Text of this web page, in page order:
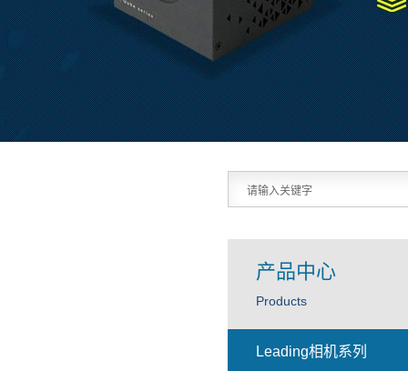
产品中心
Products
Leading相机系列